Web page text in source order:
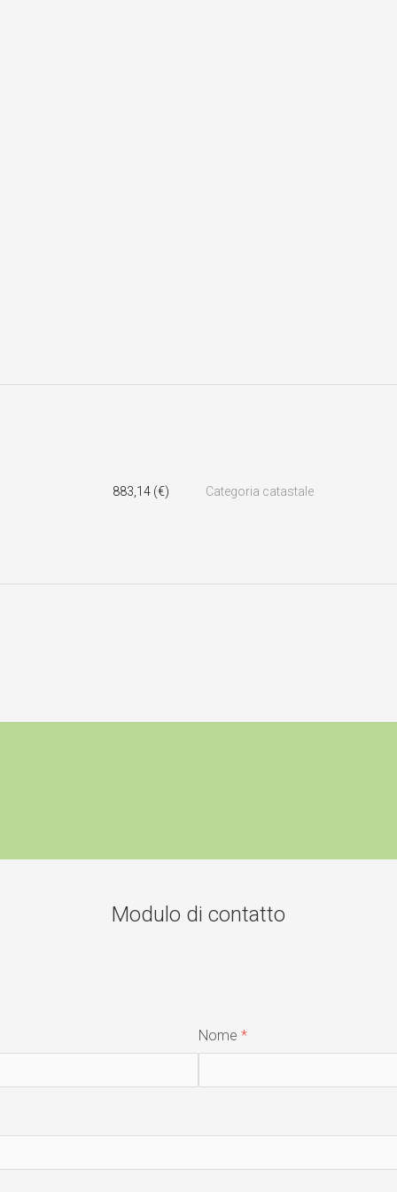
883,14 (€) Categoria catastale
Modulo di contatto
Nome